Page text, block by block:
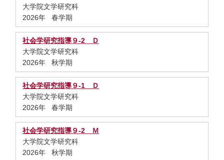
大学院文学研究科
2026年 春学期
社会学研究指導９-2 Ｄ
大学院文学研究科
2026年 秋学期
社会学研究指導９-1 Ｄ
大学院文学研究科
2026年 春学期
社会学研究指導９-2 Ｍ
大学院文学研究科
2026年 秋学期